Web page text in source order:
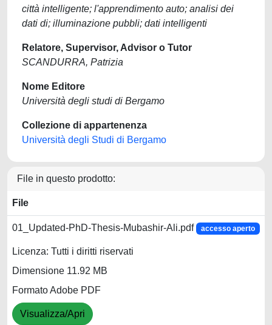
città intelligente; l'apprendimento auto; analisi dei
dati di; illuminazione pubbli; dati intelligenti
Relatore, Supervisor, Advisor o Tutor
SCANDURRA, Patrizia
Nome Editore
Università degli studi di Bergamo
Collezione di appartenenza
Università degli Studi di Bergamo
File in questo prodotto:
File
01_Updated-PhD-Thesis-Mubashir-Ali.pdf accesso aperto
Licenza: Tutti i diritti riservati
Dimensione 11.92 MB
Formato Adobe PDF
Visualizza/Apri